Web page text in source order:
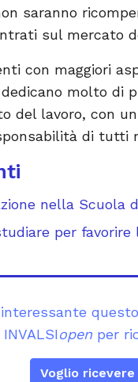
saranno
sul mercato
con maggiori
dedicano molto
del lavoro, con
di tutti
nella Scuola
per favorire
INVALSIopen per
Voglio ricevere